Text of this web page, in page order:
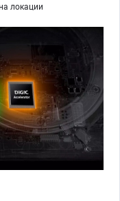
локации